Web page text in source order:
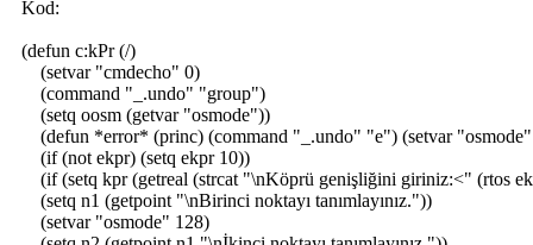
Kod:
(defun c:kPr (/)
(setvar "cmdecho" 0)
(command "_.undo" "group")
(setq oosm (getvar "osmode"))
(defun *error* (princ) (command "_.undo" "e") (setvar "osmode"
(if (not ekpr) (setq ekpr 10))
(if (setq kpr (getreal (strcat "\nKöprü genişliğini giriniz:<" (rtos
(setq n1 (getpoint "\nBirinci noktayı tanımlayınız."))
(setvar "osmode" 128)